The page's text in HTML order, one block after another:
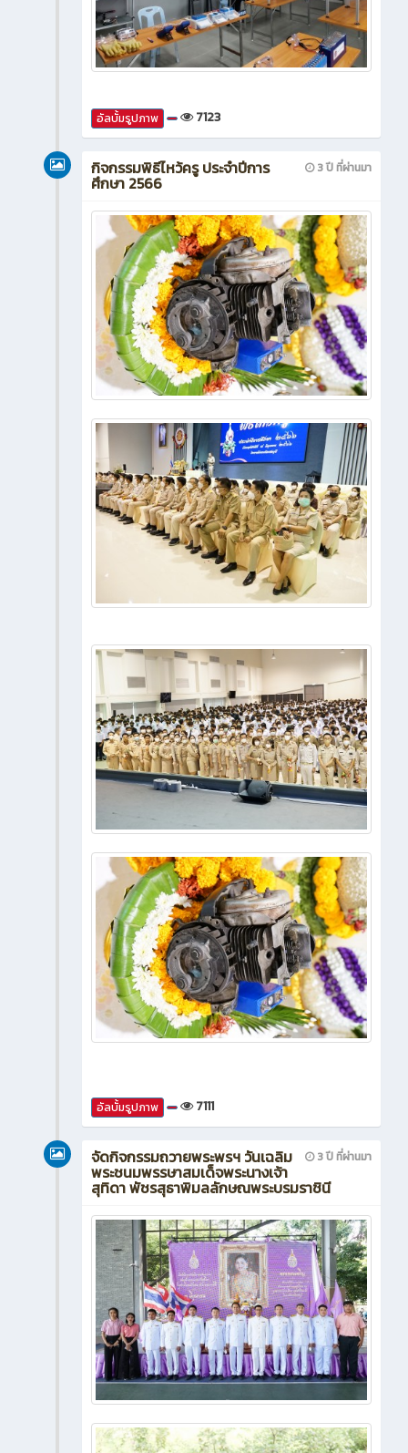
อัลบั้มรูปภาพ 7123
3 ปี ที่ผ่านมา
กิจกรรมพิธีไหว้ครู ประจำปีการ
ศึกษา 2566
อัลบั้มรูปภาพ 7111
3 ปี ที่ผ่านมา
จัดกิจกรรมถวายพระพรฯ วันเฉลิม
พระชนมพรรษาสมเด็จพระนางเจ้า
สุทิดา พัชรสุธาพิมลลักษณพระบรมราชินี